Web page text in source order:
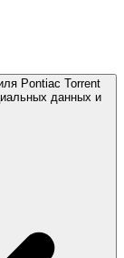
Pontiac Torrent
данных и